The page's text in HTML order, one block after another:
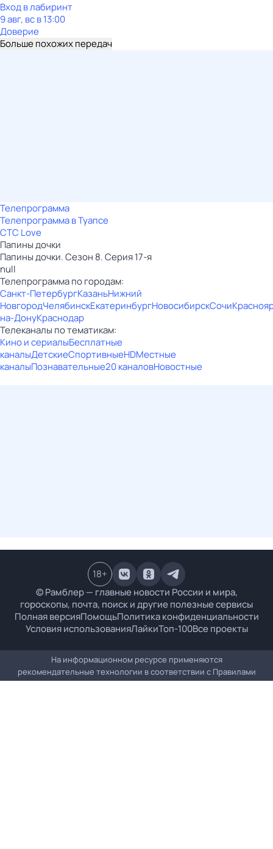
Вход в лабиринт
9 авг, вс в 13:00
Доверие
Больше похожих передач
Телепрограмма
Телепрограмма в Туапсе
СТС Love
Папины дочки
Папины дочки. Сезон 8. Серия 17-я
null
Телепрограмма по городам:
Санкт-ПетербургКазаньНижний
НовгородЧелябинскЕкатеринбургНовосибирскСочи
на-ДонуКраснодар
Телеканалы по тематикам:
Кино и сериалыБесплатные
каналыДетскиеСпортивныеHDМестные
каналыПознавательные20 каналовНовостные
© Рамблер — главные новости России и мира,
гороскопы, почта, поиск и другие полезные сервисы
Полная версияПомощьПолитика конфиденциальности
Условия использованияЛайкиТоп-100Все проекты
18+
На информационном ресурсе применяются
рекомендательные технологии в соответствии с Правилами